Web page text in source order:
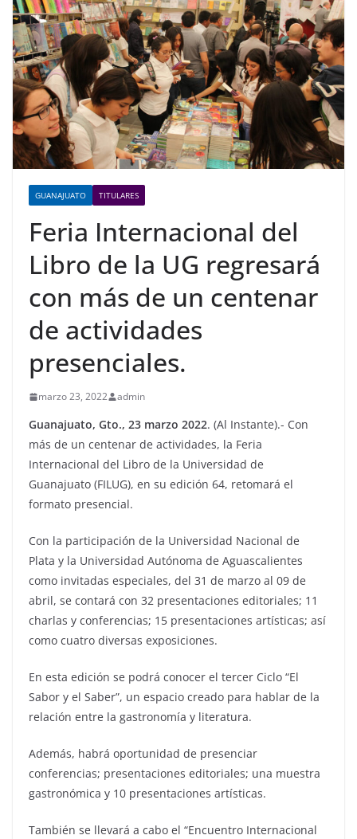
GUANAJUATO TITULARES
Feria Internacional del
Libro de la UG regresará
con más de un centenar
de actividades
presenciales.
marzo 23, 2022 admin
Guanajuato, Gto., 23 marzo 2022. (Al Instante).- Con
más de un centenar de actividades, la Feria
Internacional del Libro de la Universidad de
Guanajuato (FILUG), en su edición 64, retomará el
formato presencial.
Con la participación de la Universidad Nacional de
Plata y la Universidad Autónoma de Aguascalientes
como invitadas especiales, del 31 de marzo al 09 de
abril, se contará con 32 presentaciones editoriales; 11
charlas y conferencias; 15 presentaciones artísticas; así
como cuatro diversas exposiciones.
En esta edición se podrá conocer el tercer Ciclo “El
Sabor y el Saber”, un espacio creado para hablar de la
relación entre la gastronomía y literatura.
Además, habrá oportunidad de presenciar
conferencias; presentaciones editoriales; una muestra
gastronómica y 10 presentaciones artísticas.
También se llevará a cabo el “Encuentro Internacional